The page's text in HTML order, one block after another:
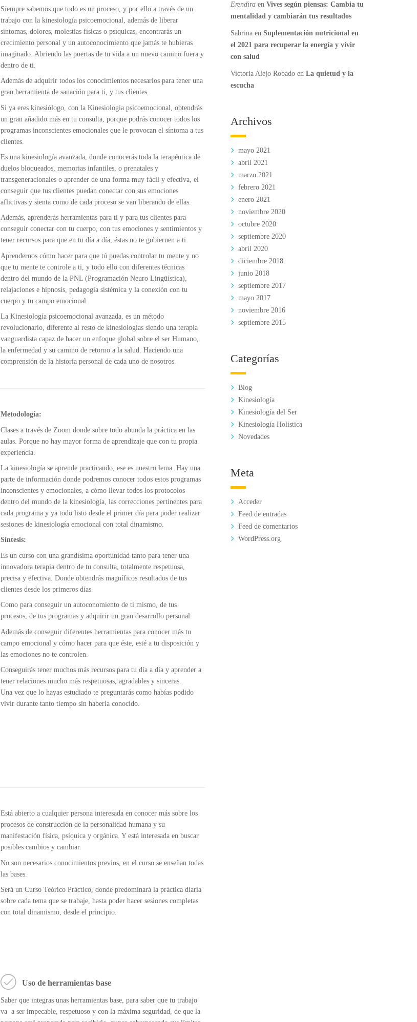
Siempre sabemos que todo es un proceso, y por ello a través de un
trabajo con la kinesiología psicoemocional, además de liberar
síntomas, dolores, molestias físicas o psíquicas, encontrarás un
crecimiento personal y un autoconocimiento que jamás te hubieras
imaginado. Abriendo las puertas de tu vida a un nuevo camino fuera y
dentro de ti.
Además de adquirir todos los conocimientos necesarios para tener una
gran herramienta de sanación para ti, y tus clientes.
Si ya eres kinesiólogo, con la Kinesiologia psicoemocional, obtendrás
un gran añadido más en tu consulta, porque podrás conocer todos los
programas inconscientes emocionales que le provocan el síntoma a tus
clientes.
Es una kinesiología avanzada, donde conocerás toda la terapéutica de
duelos bloqueados, memorias infantiles, o prenatales y
transgeneracionales o aprender de una forma muy fácil y efectiva, el
conseguir que tus clientes puedan conectar con sus emociones
aflictivas y sienta como de cada proceso se van liberando de ellas.
Además, aprenderás herramientas para ti y para tus clientes para
conseguir conectar con tu cuerpo, con tus emociones y sentimientos y
tener recursos para que en tu día a día, éstas no te gobiernen a ti.
Aprendernos cómo hacer para que tú puedas controlar tu mente y no
que tu mente te controle a ti, y todo ello con diferentes técnicas
dentro del mundo de la PNL (Programación Neuro Lingüística),
relajaciones e hipnosis, pedagogía sistémica y la conexión con tu
cuerpo y tu campo emocional.
La Kinesiología psicoemocional avanzada, es un método
revolucionario, diferente al resto de kinesiologías siendo una terapia
vanguardista capaz de hacer un enfoque global sobre el ser Humano,
la enfermedad y su camino de retorno a la salud. Haciendo una
comprensión de la historia personal de cada uno de nosotros.
Metodología:
Clases a través de Zoom donde sobre todo abunda la práctica en las
aulas. Porque no hay mayor forma de aprendizaje que con tu propia
experiencia.
La kinesiología se aprende practicando, ese es nuestro lema. Hay una
parte de información donde podremos conocer todos estos programas
inconscientes y emocionales, a cómo llevar todos los protocolos
dentro del mundo de la kinesiología, las correcciones pertinentes para
cada programa y ya todo listo desde el primer día para poder realizar
sesiones de kinesiología emocional con total dinamismo.
Síntesis:
Es un curso con una grandísima oportunidad tanto para tener una
innovadora terapia dentro de tu consulta, totalmente respetuosa,
precisa y efectiva. Donde obtendrás magníficos resultados de tus
clientes desde los primeros días.
Como para conseguir un autoconomiento de ti mismo, de tus
procesos, de tus programas y adquirir un gran desarrollo personal.
Además de conseguir diferentes herramientas para conocer más tu
campo emocional y cómo hacer para que éste, esté a tu disposición y
las emociones no te controlen.
Conseguirás tener muchos más recursos para tu día a día y aprender a
tener relaciones mucho más respetuosas, agradables y sinceras.
Una vez que lo hayas estudiado te preguntarás como habías podido
vivir durante tanto tiempo sin haberla conocido.
Está abierto a cualquier persona interesada en conocer más sobre los
procesos de construcción de la personalidad humana y su
manifestación física, psíquica y orgánica. Y está interesada en buscar
posibles cambios y cambiar.
No son necesarios conocimientos previos, en el curso se enseñan todas
las bases.
Será un Curso Teórico Práctico, donde predominará la práctica diaria
sobre cada tema que se trabaje, hasta poder hacer sesiones completas
con total dinamismo, desde el principio.
Uso de herramientas base
Saber que integras unas herramientas base, para saber que tu trabajo
va a ser impecable, respetuoso y con la máxima seguridad, de que la
Erendiraen Vives según piensas: Cambia tu
mentalidad y cambiarán tus resultados
Sabrinaen Suplementación nutricional en
el 2021 para recuperar la energía y vivir
con salud
Victoria Alejo Robadoen La quietud y la
escucha
Archivos
mayo 2021
abril 2021
marzo 2021
febrero 2021
enero 2021
noviembre 2020
octubre 2020
septiembre 2020
abril 2020
diciembre 2018
junio 2018
septiembre 2017
mayo 2017
noviembre 2016
septiembre 2015
Categorías
Blog
Kinesiología
Kinesiología del Ser
Kinesiología Holística
Novedades
Meta
Acceder
Feed de entradas
Feed de comentarios
WordPress.org